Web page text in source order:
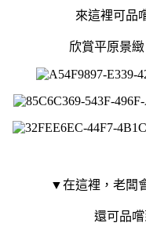
來這裡可品
欣賞平原景
▼在這裡，老闆
還可品